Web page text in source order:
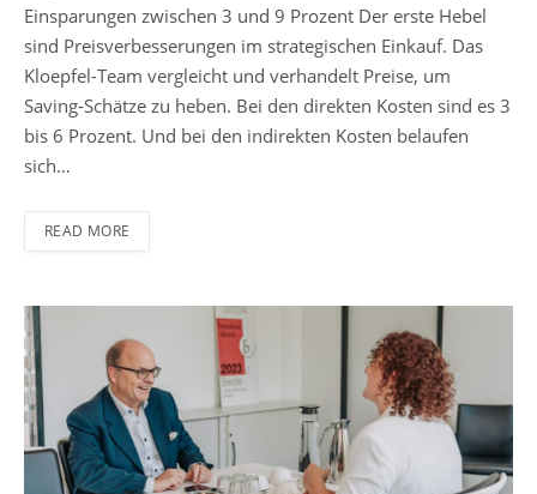
Einsparungen zwischen 3 und 9 Prozent Der erste Hebel
sind Preisverbesserungen im strategischen Einkauf. Das
Kloepfel-Team vergleicht und verhandelt Preise, um
Saving-Schätze zu heben. Bei den direkten Kosten sind es 3
bis 6 Prozent. Und bei den indirekten Kosten belaufen
sich…
READ MORE